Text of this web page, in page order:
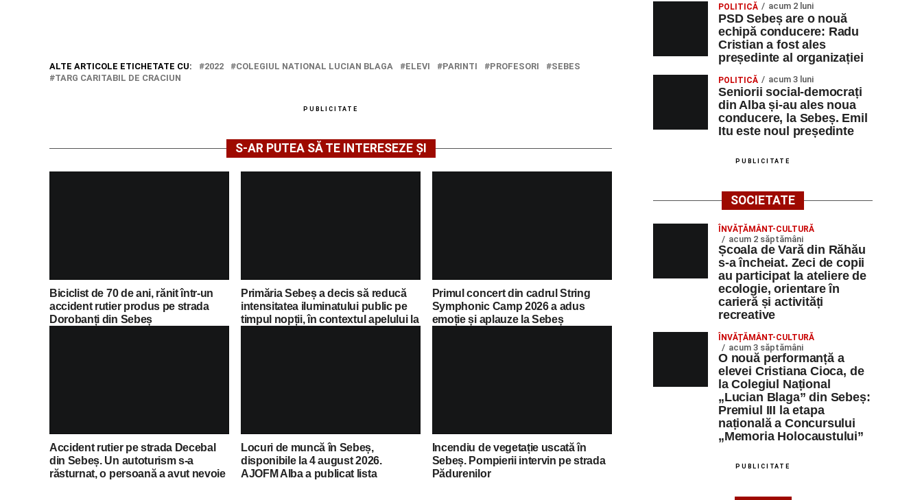
ALTE ARTICOLE ETICHETATE CU: 2022 COLEGIUL NATIONAL LUCIAN BLAGA ELEVI PARINTI PROFESORI
SEBES
TARG CARITABIL DE CRACIUN
PUBLICITATE
S-AR PUTEA SĂ TE INTERESEZE ȘI
Biciclist de 70 de ani, rănit într-un
accident rutier produs pe strada
Dorobanți din Sebeș
Primăria Sebeș a decis să reducă
intensitatea iluminatului public pe
timpul nopții, în contextul apelului la
Primul concert din cadrul String
Symphonic Camp 2026 a adus
emoție și aplauze la Sebeș
Accident rutier pe strada Decebal
din Sebeș. Un autoturism s-a
răsturnat, o persoană a avut nevoie
Locuri de muncă în Sebeș,
disponibile la 4 august 2026.
AJOFM Alba a publicat lista
Incendiu de vegetație uscată în
Sebeș. Pompierii intervin pe strada
Pădurenilor
POLITICĂ acum 2 luni
PSD Sebeș are o nouă
echipă conducere: Radu
Cristian a fost ales
președinte al organizației
POLITICĂ acum 3 luni
Seniorii social-democrați
din Alba și-au ales noua
conducere, la Sebeș. Emil
Itu este noul președinte
PUBLICITATE
SOCIETATE
ÎNVĂȚĂMÂNT-CULTURĂ
acum 2 săptămâni
Școala de Vară din Răhău
s-a încheiat. Zeci de copii
au participat la ateliere de
ecologie, orientare în
carieră și activități
recreative
ÎNVĂȚĂMÂNT-CULTURĂ
acum 3 săptămâni
O nouă performanță a
elevei Cristiana Cioca, de
la Colegiul Național
„Lucian Blaga” din Sebeș:
Premiul III la etapa
națională a Concursului
„Memoria Holocaustului”
PUBLICITATE